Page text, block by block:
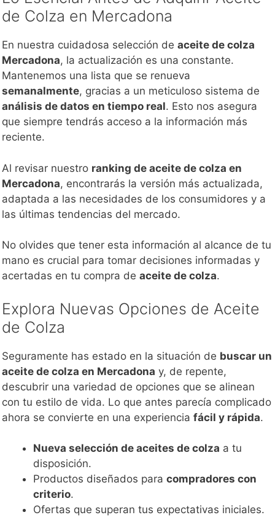
de Colza en Mercadona
En nuestra cuidadosa selección de aceite de colza
Mercadona, la actualización es una constante.
Mantenemos una lista que se renueva
semanalmente, gracias a un meticuloso sistema de
análisis de datos en tiempo real. Esto nos asegura
que siempre tendrás acceso a la información más
reciente.
Al revisar nuestro ranking de aceite de colza en
Mercadona, encontrarás la versión más actualizada,
adaptada a las necesidades de los consumidores y a
las últimas tendencias del mercado.
No olvides que tener esta información al alcance de tu
mano es crucial para tomar decisiones informadas y
acertadas en tu compra de aceite de colza.
Explora Nuevas Opciones de Aceite
de Colza
Seguramente has estado en la situación de buscar un
aceite de colza en Mercadona y, de repente,
descubrir una variedad de opciones que se alinean
con tu estilo de vida. Lo que antes parecía complicado
ahora se convierte en una experiencia fácil y rápida.
Nueva selección de aceites de colza a tu
disposición.
Productos diseñados para compradores con
criterio.
Ofertas que superan tus expectativas iniciales.